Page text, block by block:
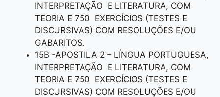
INTERPRETAÇÃO E LITERATURA, COM
TEORIA E 750 EXERCÍCIOS (TESTES E
DISCURSIVAS) COM RESOLUÇÕES E/OU
GABARITOS.
15B -APOSTILA 2 – LÍNGUA PORTUGUESA,
INTERPRETAÇÃO E LITERATURA, COM
TEORIA E 750 EXERCÍCIOS (TESTES E
DISCURSIVAS) COM RESOLUÇÕES E/OU